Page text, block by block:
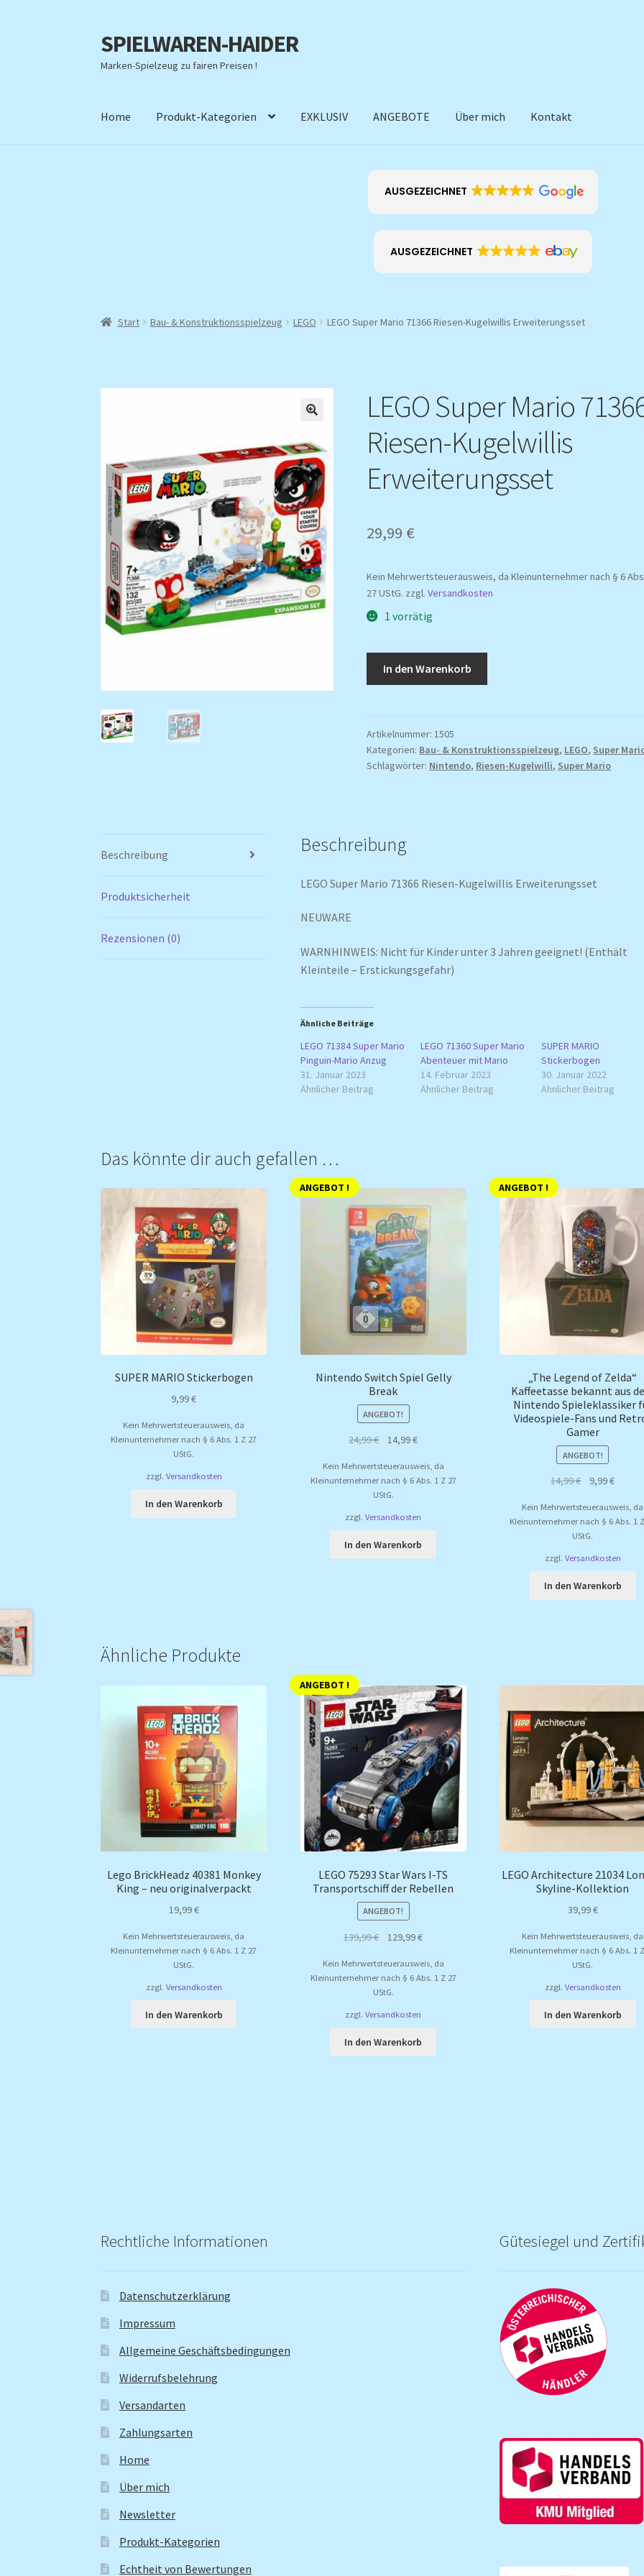
Zur
Navigation
springen
Zum
Inhalt
springen
SPIELWAREN-HAIDER
Marken-Spielzeug zu fairen Preisen !
Home Produkt-Kategorien EXKLUSIV ANGEBOTE Über mich Kontakt
AUSGEZEICHNET
AUSGEZEICHNET
Start Bau- & Konstruktionsspielzeug LEGO LEGO Super Mario 71366 Riesen-Kugelwillis Erweiterungsset
LEGO Super Mario
Riesen-Kugelwillis
Erweiterungsset
29,99 €
Kein Mehrwertsteuerausweis, da Kleinunternehmer nach § 6
27 UStG. zzgl.Versandkosten
1 vorrätig
Riesen-
Kugelwillis
Erweiterungsset
In den Warenkorb
Artikelnummer:1505
Kategorien: Bau- & Konstruktionsspielzeug, LEGO, Super
Schlagwörter: Nintendo, Riesen-Kugelwilli, Super Mario
Beschreibung
Produktsicherheit
Rezensionen (0)
Beschreibung
LEGO Super Mario 71366 Riesen-Kugelwillis Erweiterungsset
NEUWARE
WARNHINWEIS: Nicht für Kinder unter 3 Jahren geeignet! (Enthält
Kleinteile – Erstickungsgefahr)
Ähnliche Beiträge
LEGO 71384 Super Mario
Pinguin-Mario Anzug
31. Januar 2023
Ähnlicher Beitrag
LEGO 71360 Super Mario
Abenteuer mit Mario
14. Februar 2023
Ähnlicher Beitrag
SUPER MARIO
Stickerbogen
30. Januar 2022
Ähnlicher Beitrag
Das könnte dir auch gefallen …
SUPER MARIO Stickerbogen
9,99€
Kein Mehrwertsteuerausweis, da
Kleinunternehmer nach § 6 Abs. 1 Z 27
UStG.
zzgl. Versandkosten
In den Warenkorb
ANGEBOT !
Nintendo Switch Spiel Gelly
Break
ANGEBOT!
24,99€
Ursprünglicher
war:
24,99 €
14,99€Aktueller
ist:
14,99 €.
Kein Mehrwertsteuerausweis, da
Kleinunternehmer nach § 6 Abs. 1 Z 27
UStG.
zzgl.Versandkosten
In den Warenkorb
ANGEBOT !
„The Legend of Zelda“
Kaffeetasse bekannt aus
Nintendo Spieleklassiker
Videospiele-Fans und
Gamer
ANGEBOT!
14,99€
war:
14,99 €
9,99€
ist:
9,99 €.
Kein Mehrwertsteuerausweis, da
Kleinunternehmer nach § 6 Abs. 1
UStG.
zzgl. Versandkosten
In den Warenkorb
Ähnliche Produkte
Lego BrickHeadz 40381 Monkey
King – neu originalverpackt
19,99€
Kein Mehrwertsteuerausweis, da
Kleinunternehmer nach § 6 Abs. 1 Z 27
UStG.
zzgl. Versandkosten
In den Warenkorb
ANGEBOT !
LEGO 75293 Star Wars I-TS
Transportschiff der Rebellen
ANGEBOT!
139,99€
Ursprünglicher
war:
139,99 €
129,99€Aktueller
ist:
129,99 €.
Kein Mehrwertsteuerausweis, da
Kleinunternehmer nach § 6 Abs. 1 Z 27
UStG.
zzgl.Versandkosten
In den Warenkorb
LEGO Architecture 21034
Skyline-Kollektion
39,99€
Kein Mehrwertsteuerausweis, da
Kleinunternehmer nach § 6 Abs. 1
UStG.
zzgl. Versandkosten
In den Warenkorb
Rechtliche Informationen
Datenschutzerklärung
Impressum
Allgemeine Geschäftsbedingungen
Widerrufsbelehrung
Versandarten
Zahlungsarten
Home
Über mich
Newsletter
Produkt-Kategorien
Echtheit von Bewertungen
Gütesiegel und